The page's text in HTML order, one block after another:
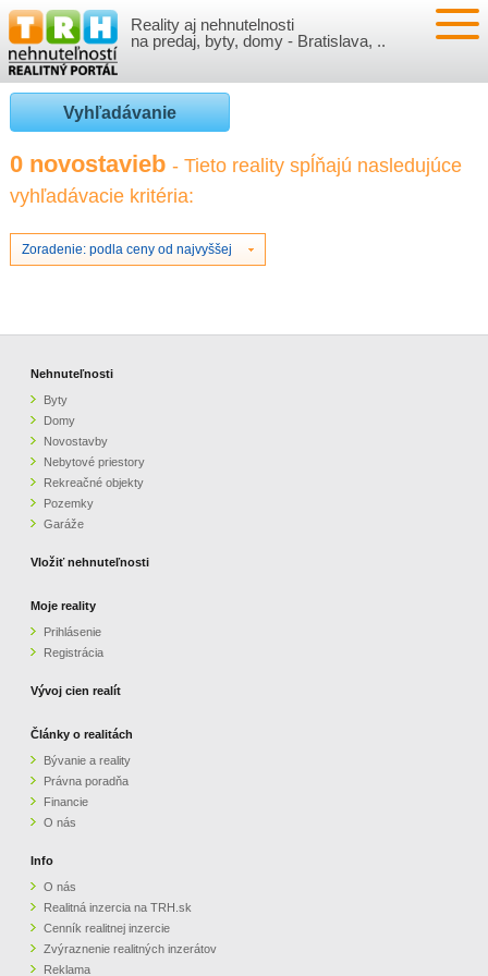
Reality aj nehnutelnosti
na predaj, byty, domy - Bratislava, ..
NEHNUTEĽNOSTI
BYTY
NOVOSTAVBY
NEBYTOVÉ PRIESTORY
GARÁŽE
VLOŽIŤ NEHNUTEĽNOSTI
PRIHLÁSENIE
REGISTRÁCIA
VÝVOJ CIEN REALÍT
ČLÁNKY O REALITÁCH
O NÁS
CENNÍK REALITNEJ INZERCIE
ZVÝRAZNENIE REALITNÝCH INZERÁTOV
PARTNERI
OBCHODNÉ PODMIENKY
KONTAKT
Vyhľadávanie
0 novostavieb - Tieto reality spĺňajú nasledujúce
vyhľadávacie kritéria:
Zoradenie: podla ceny od najvyššej
Nehnuteľnosti
Byty
Domy
Novostavby
Nebytové priestory
Rekreačné objekty
Pozemky
Garáže
Vložiť nehnuteľnosti
Moje reality
Prihlásenie
Registrácia
Vývoj cien realít
Články o realitách
Bývanie a reality
Právna poradňa
Financie
O nás
Info
O nás
Realitná inzercia na TRH.sk
Cenník realitnej inzercie
Zvýraznenie realitných inzerátov
Reklama